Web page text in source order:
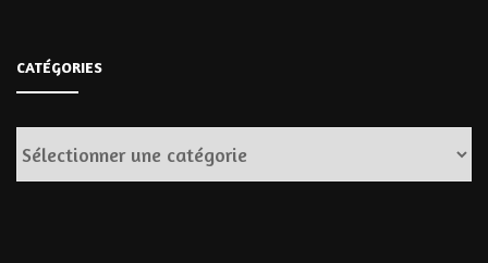
CATÉGORIES
Catégories